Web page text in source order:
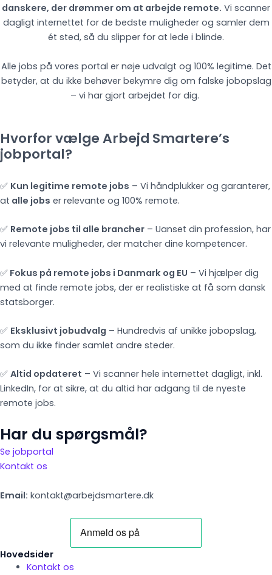
danskere, der drømmer om at arbejde remote. Vi scanner
dagligt internettet for de bedste muligheder og samler dem
ét sted, så du slipper for at lede i blinde.
Alle jobs på vores portal er nøje udvalgt og 100% legitime. Det
betyder, at du ikke behøver bekymre dig om falske jobopslag
– vi har gjort arbejdet for dig.
Hvorfor vælge Arbejd Smartere’s
jobportal?
✅ Kun legitime remote jobs – Vi håndplukker og garanterer,
at alle jobs er relevante og 100% remote.
✅ Remote jobs til alle brancher – Uanset din profession, har
vi relevante muligheder, der matcher dine kompetencer.
✅ Fokus på remote jobs i Danmark og EU – Vi hjælper dig
med at finde remote jobs, der er realistiske at få som dansk
statsborger.
✅ Eksklusivt jobudvalg – Hundredvis af unikke jobopslag,
som du ikke finder samlet andre steder.
✅ Altid opdateret – Vi scanner hele internettet dagligt, inkl.
LinkedIn, for at sikre, at du altid har adgang til de nyeste
remote jobs.
Har du spørgsmål?
Se jobportal
Kontakt os
Email: kontakt@arbejdsmartere.dk
Hovedsider
Kontakt os